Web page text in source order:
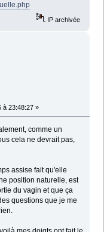
IP archivée
à 23:48:27 »
comme un
cela ne devrait pas,
assise fait qu'elle
position naturelle, est
du vagin et que ça
questions que je me